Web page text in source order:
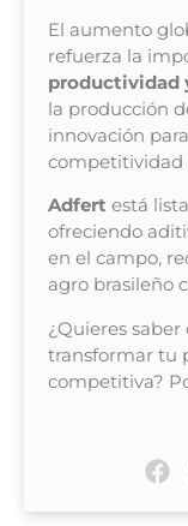
El aumento
refuerza la
productividad
la producción
innovación
competitividad
Adfert está
ofreciendo
en el campo,
agro brasileño
¿Quieres
transformar tu
competitiva?